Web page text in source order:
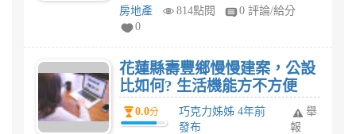
房地產 814點閱
0 評論/給分
0
花蓮縣壽豐鄉慢慢建案，公設
比如何? 生活機能方不方便
0.0分
巧克力姊姊 4年前
發布
舉
報